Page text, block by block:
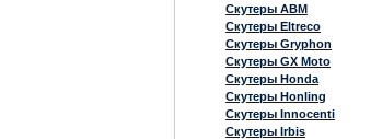
Скутеры ABM
Скутеры Eltreco
Скутеры Gryphon
Скутеры GX Moto
Скутеры Honda
Скутеры Honling
Скутеры Innocenti
Скутеры Irbis